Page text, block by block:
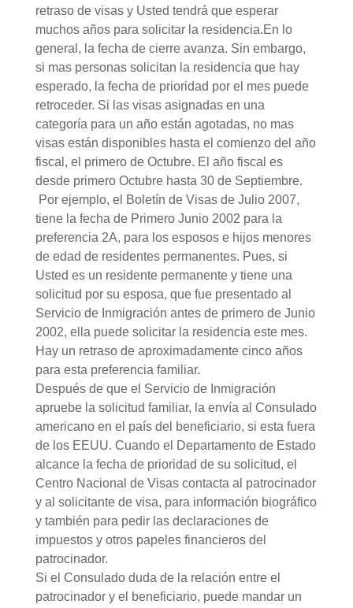
retraso de visas y Usted tendrá que esperar
muchos años para solicitar la residencia.En lo
general, la fecha de cierre avanza. Sin embargo,
si mas personas solicitan la residencia que hay
esperado, la fecha de prioridad por el mes puede
retroceder. Si las visas asignadas en una
categoría para un año están agotadas, no mas
visas están disponibles hasta el comienzo del año
fiscal, el primero de Octubre. El año fiscal es
desde primero Octubre hasta 30 de Septiembre.
Por ejemplo, el Boletín de Visas de Julio 2007,
tiene la fecha de Primero Junio 2002 para la
preferencia 2A, para los esposos e hijos menores
de edad de residentes permanentes. Pues, si
Usted es un residente permanente y tiene una
solicitud por su esposa, que fue presentado al
Servicio de Inmigración antes de primero de Junio
2002, ella puede solicitar la residencia este mes.
Hay un retraso de aproximadamente cinco años
para esta preferencia familiar.
Después de que el Servicio de Inmigración
apruebe la solicitud familiar, la envía al Consulado
americano en el país del beneficiario, si esta fuera
de los EEUU. Cuando el Departamento de Estado
alcance la fecha de prioridad de su solicitud, el
Centro Nacional de Visas contacta al patrocinador
y al solicitante de visa, para información biográfico
y también para pedir las declaraciones de
impuestos y otros papeles financieros del
patrocinador.
Si el Consulado duda de la relación entre el
patrocinador y el beneficiario, puede mandar un